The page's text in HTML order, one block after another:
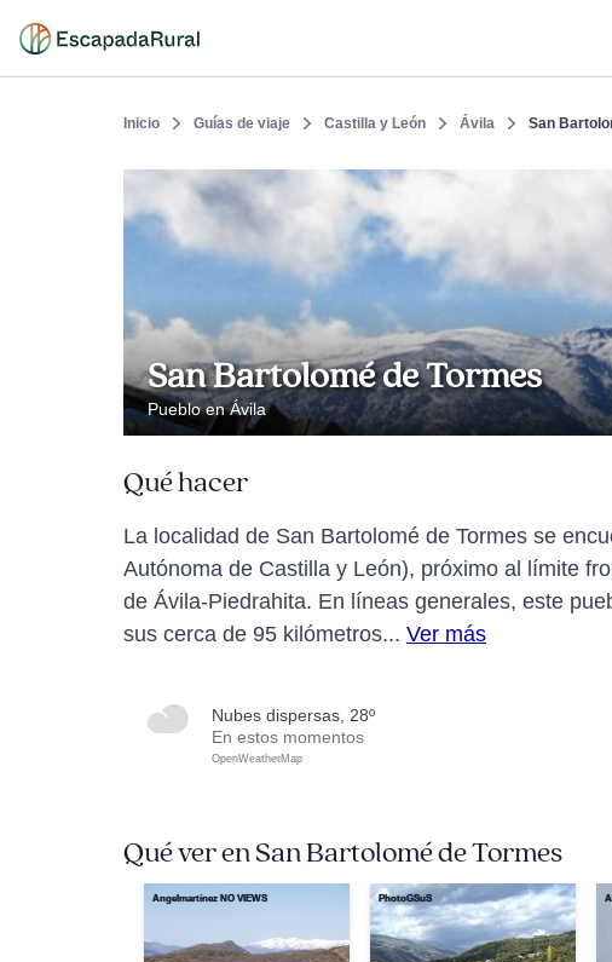
Inicio Guías de viaje Castilla y León Ávila San
San Bartolomé de Tormes
Pueblo en Ávila
Qué hacer
La localidad de San Bartolomé de Tormes se
Autónoma de Castilla y León), próximo al límite
de Ávila-Piedrahita. En líneas generales, este
sus cerca de 95 kilómetros... Ver más
nubes dispersas, 28º
En estos momentos
OpenWeatherMap
Qué ver en San Bartolomé de Tormes
Ángelmartínez NO VIEWS PhotoGSuS